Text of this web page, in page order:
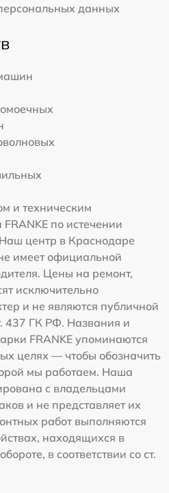
данных
и техническим
по истечении
центр в Краснодаре
имеет официальной
Цены на ремонт,
исключительно
и не являются публичной
437 ГК РФ. Названия и
FRANKE упоминаются
целях — чтобы обозначить
мы работаем. Наша
с владельцами
и не представляет их
работ выполняются
находящихся в
в соответствии со ст.